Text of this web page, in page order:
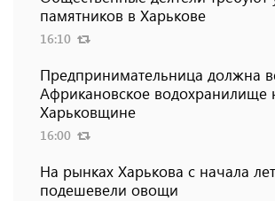
памятников в Харькове
16:10
Предпринимательница должна
Африкановское водохранилище
Харьковщине
16:00
На рынках Харькова с начала
подешевели овощи